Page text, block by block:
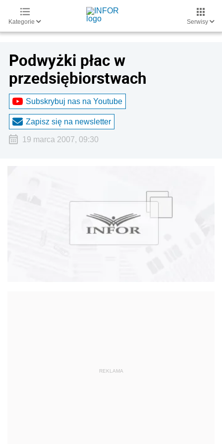
Kategorie Serwisy
Podwyżki płac w
przedsiębiorstwach
Subskrybuj nas na Youtube
Zapisz się na newsletter
19 marca 2007, 09:30